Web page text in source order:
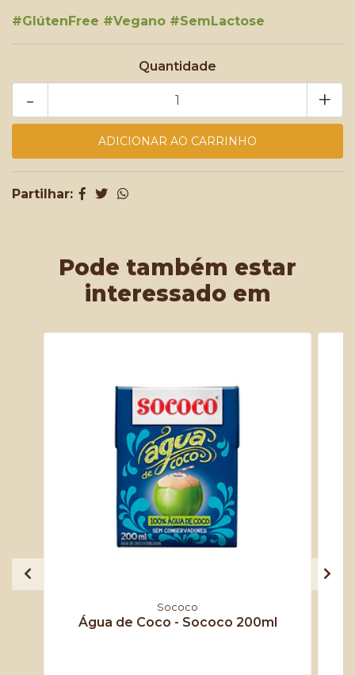
#GlútenFree #Vegano #SemLactose
Quantidade
+
-
Partilhar:
Pode também estar
interessado em
Sococo
Água de Coco - Sococo 200ml